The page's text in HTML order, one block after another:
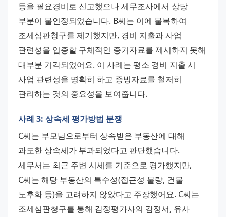
등을 필요경비로 신고했으나 세무조사에서 상당
부분이 불인정되었습니다. B씨는 이에 불복하여
조세심판청구를 제기했지만, 경비 지출과 사업
관련성을 입증할 구체적인 증거자료를 제시하지 못해
대부분 기각되었어요. 이 사례는 평소 경비 지출 시
사업 관련성을 명확히 하고 증빙자료를 철저히
관리하는 것의 중요성을 보여줍니다.
사례 3: 상속세 평가방법 분쟁
C씨는 부모님으로부터 상속받은 부동산에 대해
과도한 상속세가 부과되었다고 판단했습니다.
세무서는 최근 주변 시세를 기준으로 평가했지만,
C씨는 해당 부동산의 특수성(접근성 불량, 건물
노후화 등)을 고려하지 않았다고 주장했어요. C씨는
조세심판청구를 통해 감정평가사의 감정서, 유사